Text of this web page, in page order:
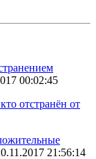
00:02:45
отстранён от
21:56:14